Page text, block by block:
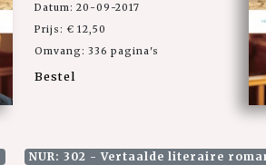
Datum: 20-09-2017
Prijs: € 12,50
Omvang: 336 pagina's
Bestel
NUR: 302 - Vertaalde literaire